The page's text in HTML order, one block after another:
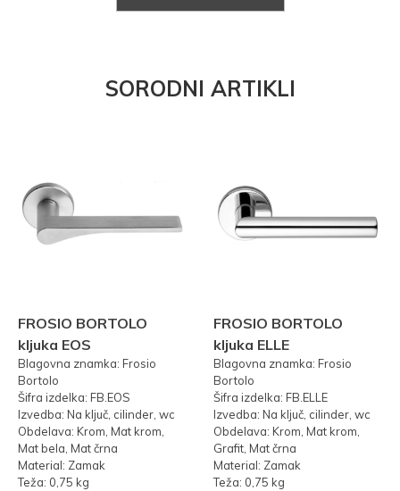
SORODNI ARTIKLI
FROSIO BORTOLO
kljuka EOS
Blagovna znamka: Frosio
Bortolo
Šifra izdelka: FB.EOS
Izvedba: Na ključ, cilinder, wc
Obdelava: Krom, Mat krom,
Mat bela, Mat črna
Material: Zamak
Teža: 0,75 kg
FROSIO BORTOLO
kljuka ELLE
Blagovna znamka: Frosio
Bortolo
Šifra izdelka: FB.ELLE
Izvedba: Na ključ, cilinder, wc
Obdelava: Krom, Mat krom,
Grafit, Mat črna
Material: Zamak
Teža: 0,75 kg